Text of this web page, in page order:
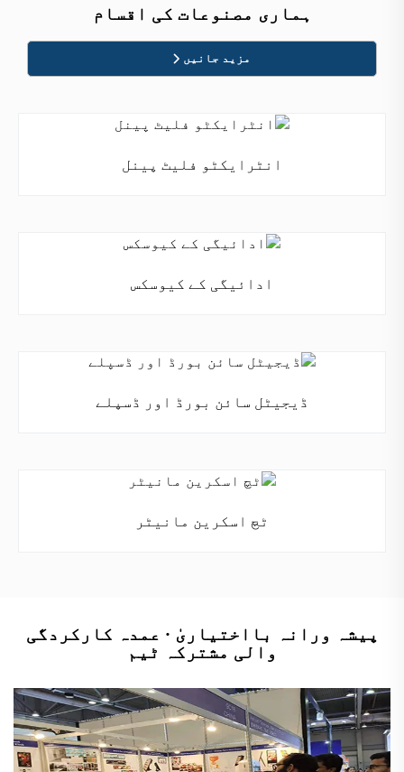
ہماری مصنوعات کی اقسام
مزید جانیں
انٹرایکٹو فلیٹ پینل
ادائیگی کے کیوسکس
ڈیجیٹل سائن بورڈ اور ڈسپلے
ٹچ اسکرین مانیٹر
پیشہ ورانہ بااختیاریٰ · عمدہ کارکردگی
والی مشترکہ ٹیم